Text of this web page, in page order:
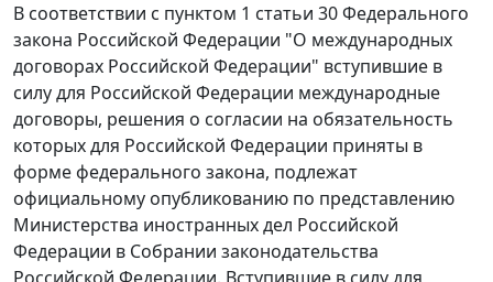
В соответствии с пунктом 1 статьи 30Федерального
закона Российской Федерации "О международных
договорах Российской Федерации" вступившие в
силу для Российской Федерации международные
договоры, решения о согласии на обязательность
которых для Российской Федерации приняты в
форме федерального закона, подлежат
официальному опубликованию по представлению
Министерства иностранных дел Российской
Федерации в Собрании законодательства